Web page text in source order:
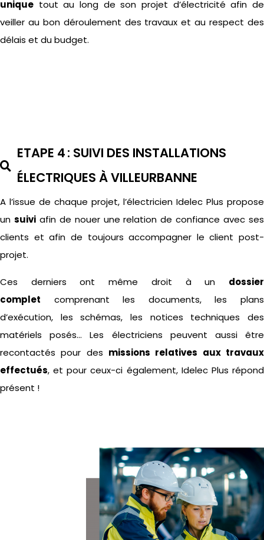
unique tout au long de son projet d’électricité afin de
veiller au bon déroulement des travaux et au respect des
délais et du budget.
ETAPE 4 : SUIVI DES INSTALLATIONS
ÉLECTRIQUES À VILLEURBANNE
A l’issue de chaque projet, l’électricien Idelec Plus propose
un suiviafin de nouer une relation de confiance avec ses
clients et afin de toujours accompagner le client post-
projet.
Ces derniers ont même droit à un dossier
complet comprenant les documents, les plans
d’exécution, les schémas, les notices techniques des
matériels posés… Les électriciens peuvent aussi être
recontactés pour des missions relatives aux travaux
effectués, et pour ceux-ci également, Idelec Plus répond
présent !